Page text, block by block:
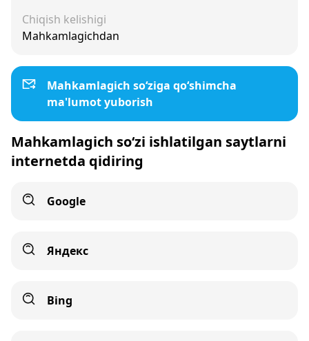
Chiqish kelishigi
Mahkamlagichdan
Mahkamlagich so‘ziga qo‘shimcha
ma'lumot yuborish
Mahkamlagich so‘zi ishlatilgan saytlarni
internetda qidiring
Google
Яндекс
Bing